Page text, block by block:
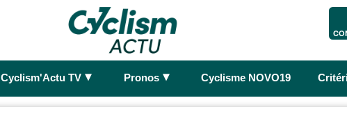
Cyclism'Actu TV ► Pronos ► Cyclisme NOVO19